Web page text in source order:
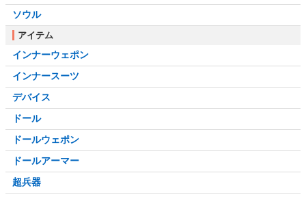
ソウル
アイテム
インナーウェポン
インナースーツ
デバイス
ドール
ドールウェポン
ドールアーマー
超兵器